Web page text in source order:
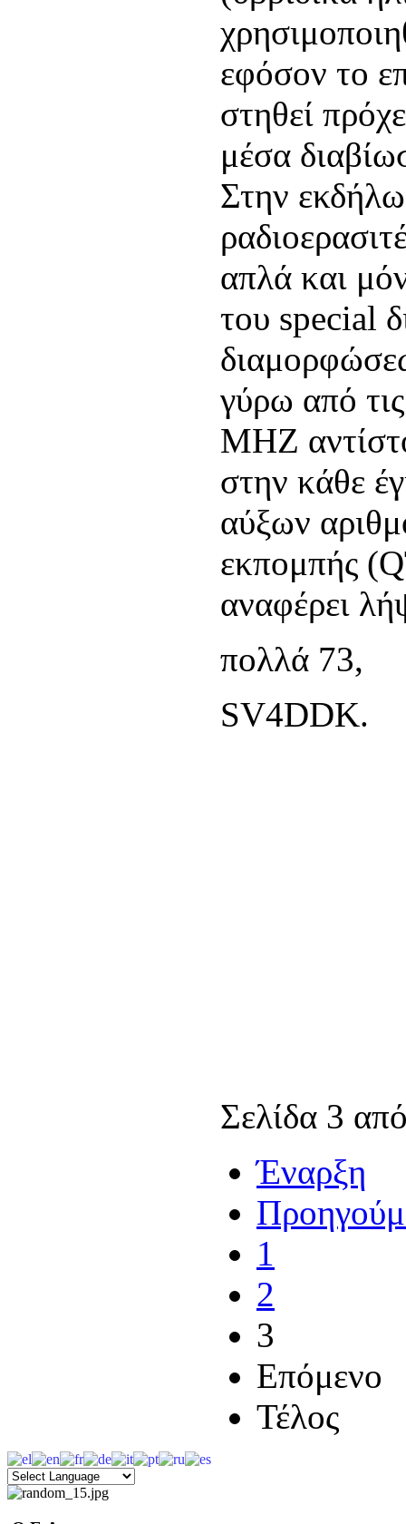
εφόσον το
στηθεί
μέσα
Στην
απλά και
του special
γύρω από
MHZ
στην κάθε
αύξων
εκπομπής
αναφέρει
πολλά 73,
SV4DDK.
Σελίδα 3
Έναρξη
1
2
3
Επόμενο
Τέλος